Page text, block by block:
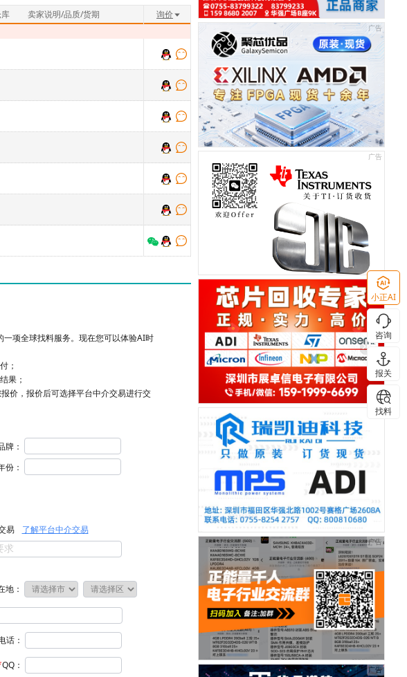
2月前 18 k(片)
购买
卖家说明/品质/货期
询价
项全球找料服务。现在您可以体验AI时
；
果；
价，报价后可选择平台中介交易进行交
牌：
份：
易
了解平台中介交易
地：
话：
QQ：
小正AI
咨询
报关
找料